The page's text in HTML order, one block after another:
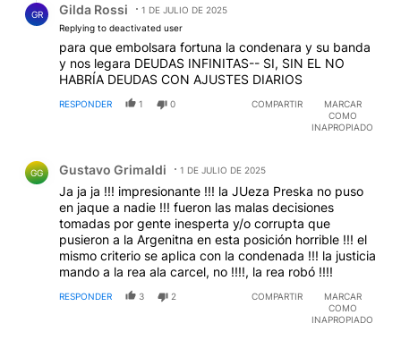
GR Gilda Rossi
1 DE JULIO DE 2025
Replying to deactivated user
para que embolsara fortuna la condenara y su banda
y nos legara DEUDAS INFINITAS-- SI, SIN EL NO
HABRÍA DEUDAS CON AJUSTES DIARIOS
RESPONDER 1 0 COMPARTIR
MARCAR
COMO
INAPROPIADO
GG Gustavo Grimaldi 1 DE JULIO DE 2025
Ja ja ja !!! impresionante !!! la JUeza Preska no puso
en jaque a nadie !!! fueron las malas decisiones
tomadas por gente inesperta y/o corrupta que
pusieron a la Argenitna en esta posición horrible !!! el
mismo criterio se aplica con la condenada !!! la justicia
mando a la rea ala carcel, no !!!!, la rea robó !!!!
RESPONDER 3 2 COMPARTIR
MARCAR
COMO
INAPROPIADO